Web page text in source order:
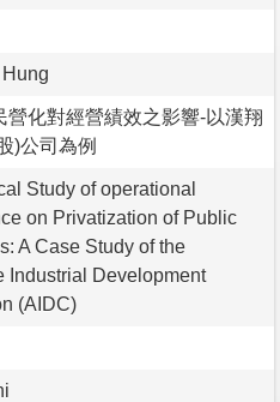
營化對經營績效之影響-以漢翔
)公司為例
Study of operational
on Privatization of Public
A Case Study of the
Industrial Development
(AIDC)